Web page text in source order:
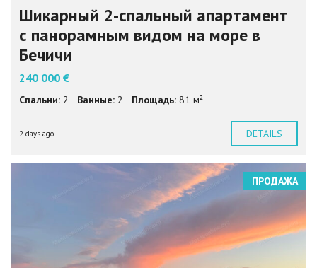
Шикарный 2-спальный апартамент
с панорамным видом на море в
Бечичи
240 000 €
Спальни: 2 Ванные: 2 Площадь: 81 м²
2 days ago DETAILS
ПРОДАЖА